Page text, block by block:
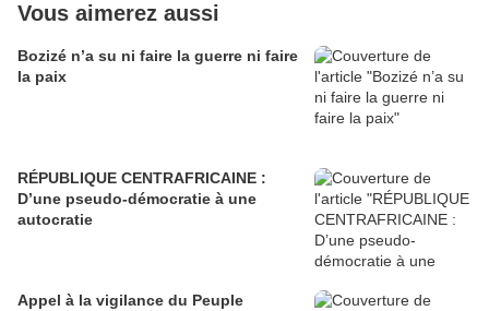
Vous aimerez aussi
Bozizé n’a su ni faire la guerre ni faire
la paix
RÉPUBLIQUE CENTRAFRICAINE :
D’une pseudo-démocratie à une
autocratie
Appel à la vigilance du Peuple